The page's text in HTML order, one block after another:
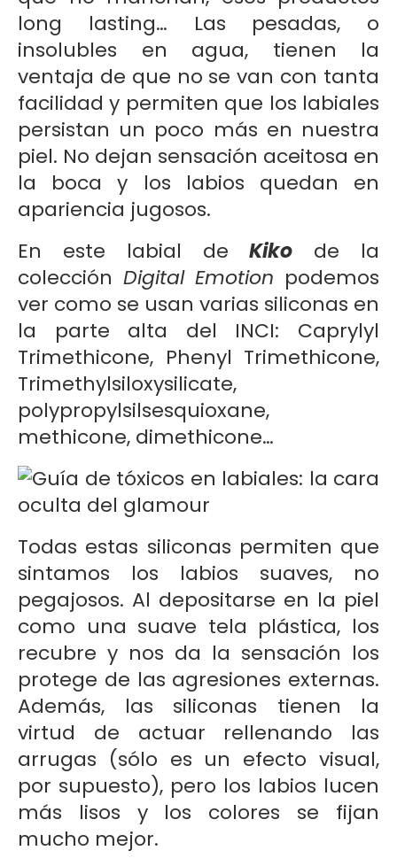
long lasting… Las pesadas, o
insolubles en agua, tienen la
ventaja de que no se van con tanta
facilidad y permiten que los labiales
persistan un poco más en nuestra
piel. No dejan sensación aceitosa en
la boca y los labios quedan en
apariencia jugosos.
En este labial deKiko de la
colección Digital Emotion podemos
ver como se usan varias siliconas en
la parte alta del INCI: Caprylyl
Trimethicone, Phenyl Trimethicone,
Trimethylsiloxysilicate,
polypropylsilsesquioxane,
methicone, dimethicone…
Todas estas siliconas permiten que
sintamos los labios suaves, no
pegajosos. Al depositarse en la piel
como una suave tela plástica, los
recubre y nos da la sensación los
protege de las agresiones externas.
Además, las siliconas tienen la
virtud de actuar rellenando las
arrugas (sólo es un efecto visual,
por supuesto), pero los labios lucen
más lisos y los colores se fijan
mucho mejor.